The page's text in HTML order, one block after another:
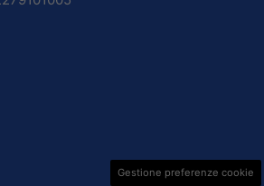
Gestione preferenze cookie